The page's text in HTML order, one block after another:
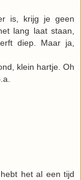
is, krijg je geen
lang laat staan,
diep. Maar ja,
klein hartje. Oh
het al een tijd